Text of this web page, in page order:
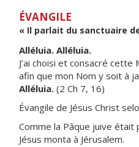
ÉVANGILE
« Il parlait du sanctuaire
Alléluia. Alléluia.
J’ai choisi et consacré cette
afin que mon Nom y soit à
Alléluia. (2 Ch 7, 16)
Évangile de Jésus Christ
Comme la Pâque juive était
Jésus monta à Jérusalem.